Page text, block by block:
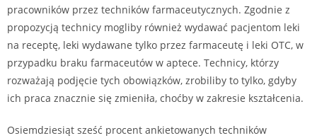
pracowników przez techników farmaceutycznych. Zgodnie z
propozycją technicy mogliby również wydawać pacjentom leki
na receptę, leki wydawane tylko przez farmaceutę i leki OTC, w
przypadku braku farmaceutów w aptece. Technicy, którzy
rozważają podjęcie tych obowiązków, zrobiliby to tylko, gdyby
ich praca znacznie się zmieniła, choćby w zakresie kształcenia.
Osiemdziesiąt sześć procent ankietowanych techników